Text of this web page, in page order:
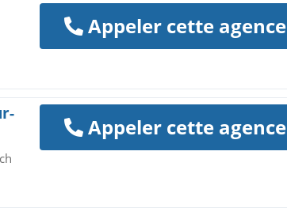
Appeler cette agence
Appeler cette agence